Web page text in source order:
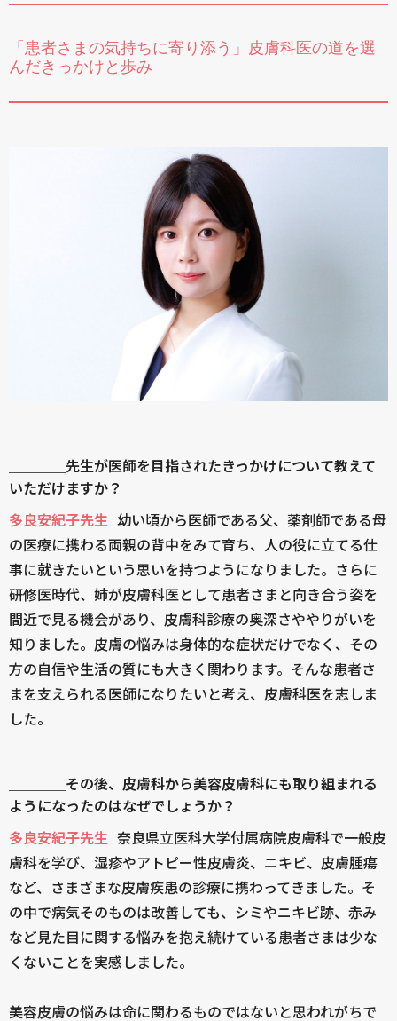
「患者さまの気持ちに寄り添う」皮膚科医の道を選
んだきっかけと歩み
＿＿＿＿先生が医師を目指されたきっかけについて教えて
いただけますか？
多良安紀子先生 幼い頃から医師である父、薬剤師である母
の医療に携わる両親の背中をみて育ち、人の役に立てる仕
事に就きたいという思いを持つようになりました。さらに
研修医時代、姉が皮膚科医として患者さまと向き合う姿を
間近で見る機会があり、皮膚科診療の奥深さややりがいを
知りました。皮膚の悩みは身体的な症状だけでなく、その
方の自信や生活の質にも大きく関わります。そんな患者さ
まを支えられる医師になりたいと考え、皮膚科医を志しま
した。
＿＿＿＿その後、皮膚科から美容皮膚科にも取り組まれる
ようになったのはなぜでしょうか？
多良安紀子先生 奈良県立医科大学付属病院皮膚科で一般皮
膚科を学び、湿疹やアトピー性皮膚炎、ニキビ、皮膚腫瘍
など、さまざまな皮膚疾患の診療に携わってきました。そ
の中で病気そのものは改善しても、シミやニキビ跡、赤み
など見た目に関する悩みを抱え続けている患者さまは少な
くないことを実感しました。
美容皮膚の悩みは命に関わるものではないと思われがちで